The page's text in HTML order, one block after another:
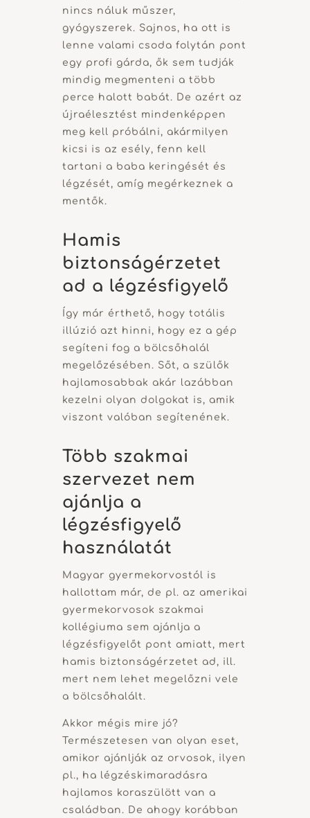
nincs náluk műszer,
gyógyszerek. Sajnos, ha ott is
lenne valami csoda folytán pont
egy profi gárda, ők sem tudják
mindig megmenteni a több
perce halott babát. De azért az
újraélesztést mindenképpen
meg kell próbálni, akármilyen
kicsi is az esély, fenn kell
tartani a baba keringését és
légzését, amíg megérkeznek a
mentők.
Hamis
biztonságérzetet
ad a légzésfigyelő
Így már érthető, hogy totális
illúzió azt hinni, hogy ez a gép
segíteni fog a bölcsőhalál
megelőzésében. Sőt, a szülők
hajlamosabbak akár lazábban
kezelni olyan dolgokat is, amik
viszont valóban segítenének.
Több szakmai
szervezet nem
ajánlja a
légzésfigyelő
használatát
Magyar gyermekorvostól is
hallottam már, de pl. az amerikai
gyermekorvosok szakmai
kollégiuma sem ajánlja a
légzésfigyelőt pont amiatt, mert
hamis biztonságérzetet ad, ill.
mert nem lehet megelőzni vele
a bölcsőhalált.
Akkor mégis mire jó?
Természetesen van olyan eset,
amikor ajánlják az orvosok, ilyen
pl., ha légzéskimaradásra
hajlamos koraszülött van a
családban. De ahogy korábban